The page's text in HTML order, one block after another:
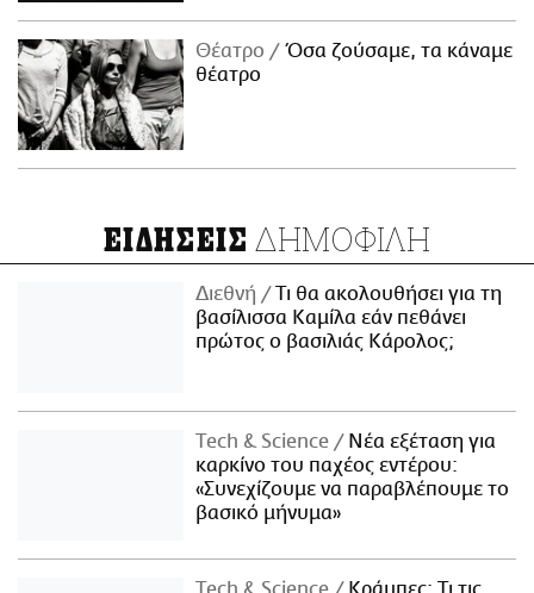
Θέατρο
Όσα ζούσαμε, τα κάναμε
θέατρο
ΕΙΔΗΣΕΙΣ ΔΗΜΟΦΙΛΗ
Διεθνή
Τι θα ακολουθήσει για τη
βασίλισσα Καμίλα εάν πεθάνει
πρώτος ο βασιλιάς Κάρολος;
Τech & Science
Νέα εξέταση για
καρκίνο του παχέος εντέρου:
«Συνεχίζουμε να παραβλέπουμε το
βασικό μήνυμα»